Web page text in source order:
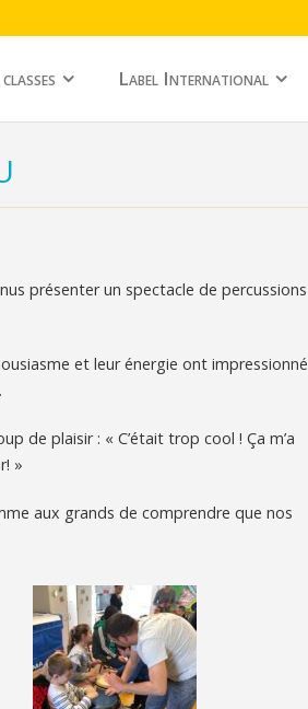
Label International
présenter un spectacle de percussions
et leur énergie ont impressionné
de plaisir : « C’était trop cool ! Ça m’a
»
aux grands de comprendre que nos